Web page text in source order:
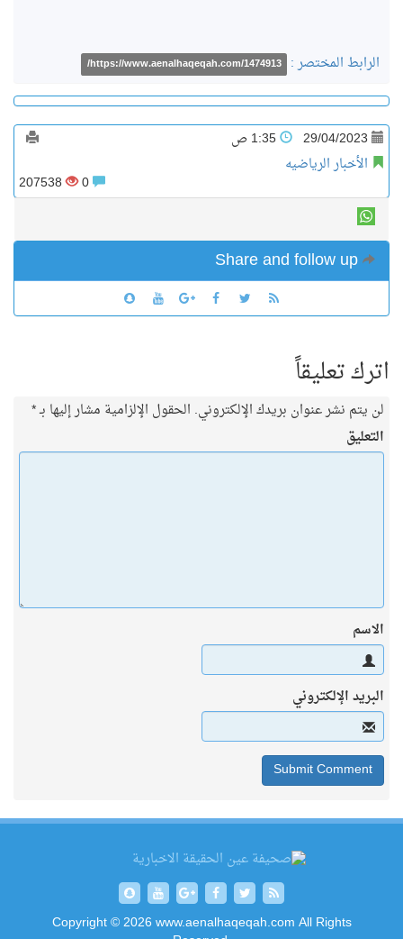
الرابط المختصر : https://www.aenalhaqeqah.com/1474913/
29/04/2023
الأخبار الرياضيه
207538
اترك تعليقاً
لن يتم نشر عنوان بريدك الإلكتروني. الحقول الإلزامية مشار إليها بـ*
التعليق
الاسم
البريد الإلكتروني
Copyright © 2026 www.aenalhaqeqah.com All Rights